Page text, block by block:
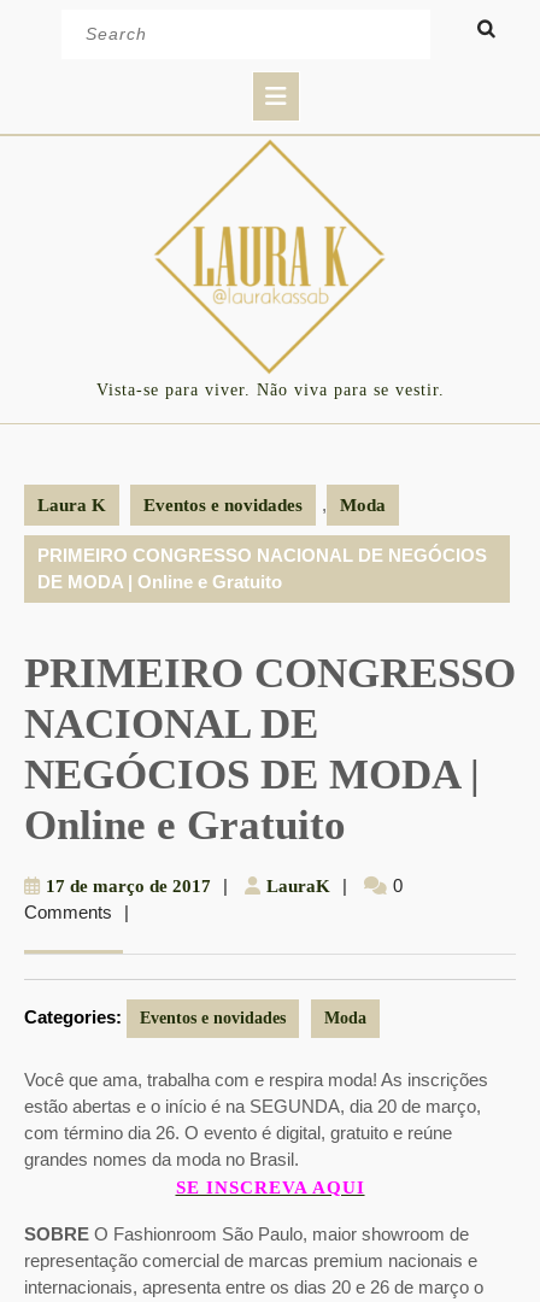
Button
Vista-se para viver. Não viva para se vestir.
Laura K Eventos e novidades , Moda
PRIMEIRO CONGRESSO NACIONAL DE NEGÓCIOS
DE MODA | Online e Gratuito
PRIMEIRO CONGRESSO
NACIONAL DE
NEGÓCIOS DE MODA |
Online e Gratuito
17 de março de 201717| LauraK LauraK
|
0
Comments
|
Categories: Eventos e novidades Moda
Você que ama, trabalha com e respira moda! As inscrições
estão abertas e o início é na SEGUNDA, dia 20 de março,
com término dia 26. O evento é digital, gratuito e reúne
grandes nomes da moda no Brasil.
SE INSCREVA AQUI
SOBRE O Fashionroom São Paulo, maior showroom de
representação comercial de marcas premium nacionais e
internacionais, apresenta entre os dias 20 e 26 de março o